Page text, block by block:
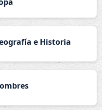
e Historia